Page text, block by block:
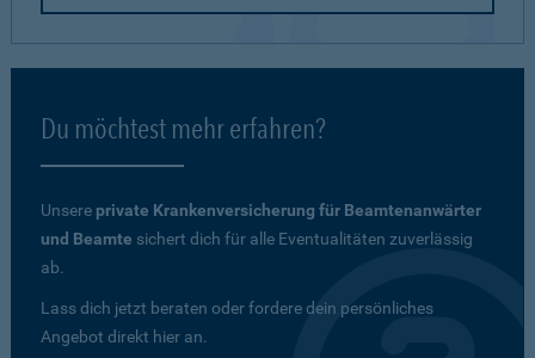
Du möchtest mehr erfahren?
Unsere private Krankenversicherung für Beamtenanwärter
und Beamte sichert dich für alle Eventualitäten zuverlässig
ab.
Lass dich jetzt beraten oder fordere dein persönliches
Angebot direkt hier an.